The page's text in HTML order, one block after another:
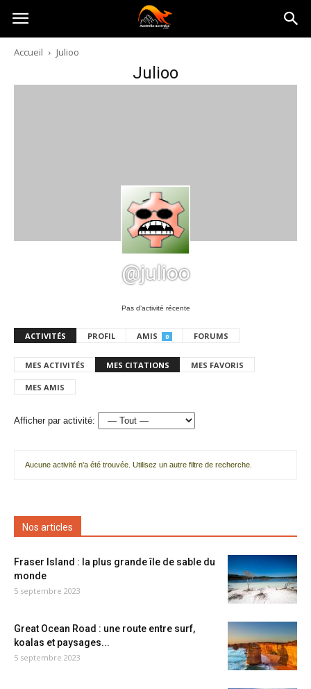
Australia-
australie.com
Accueil Julioo
Julioo
@julioo
Pas d’activité récente
ACTIVITÉS PROFIL AMIS 0 FORUMS
MES ACTIVITÉS MES CITATIONS MES FAVORIS
MES AMIS
Afficher par activité:
Aucune activité n'a été trouvée. Utilisez un autre filtre de recherche.
Nos articles
Fraser Island : la plus grande île de sable du
monde
5 septembre 2023
Great Ocean Road : une route entre surf,
koalas et paysages...
5 septembre 2023